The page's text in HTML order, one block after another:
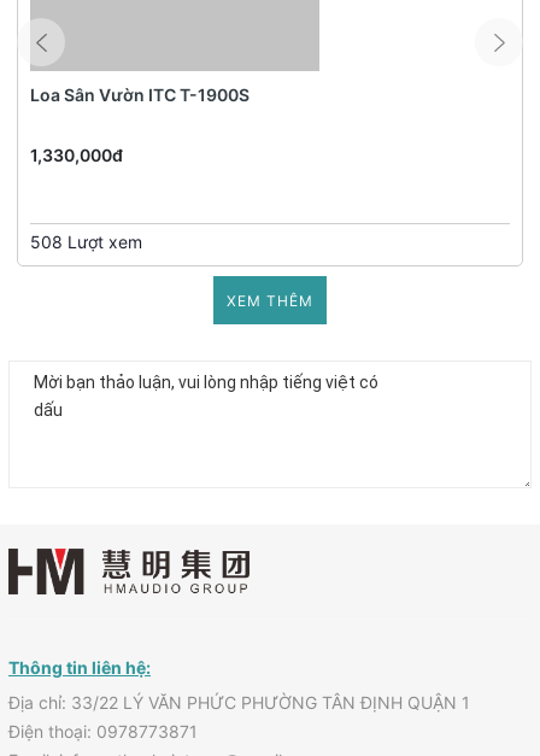
Nếu bạn đang tìm kiếm một micro chất lượng để nâng cao hiệu
quả giao tiếp và truyền tải thông tin, Micro Fonestar ACADEMY-1
chắc chắn sẽ là sự lựa chọn tuyệt vời. Hãy trải nghiệm ngay hôm
Loa Sân Vườn ITC T-1900S
1,330,000đ
508 Lượt xem
XEM THÊM
Thông tin liên hệ:
Địa chỉ: 33/22 LÝ VĂN PHỨC PHƯỜNG TÂN ĐỊNH QUẬN 1
Điện thoại: 0978773871